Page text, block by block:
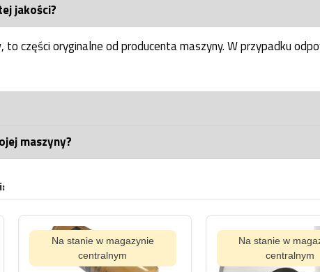
jakości?
części oryginalne od producenta maszyny. W przypadku
maszyny?
Na stanie w magazynie
centralnym
Na stanie w magazynie
centralnym